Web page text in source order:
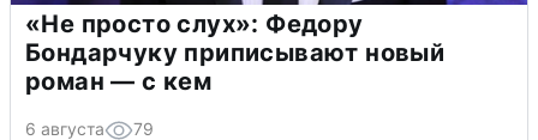
«Не просто слух»: Федору
Бондарчуку приписывают новый
роман — с кем
6 августа 79